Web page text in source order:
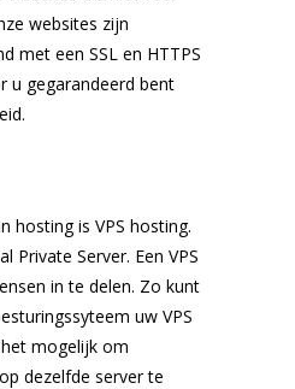
websites zijn
met een SSL en HTTPS
u gegarandeerd bent
hosting is VPS hosting.
Private Server. Een VPS
in te delen. Zo kunt
uw VPS
mogelijk om
dezelfde server te